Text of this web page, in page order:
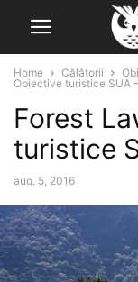
Home Călătorii
Obiective turistice SUA
Forest
turistice
aug. 5, 2016